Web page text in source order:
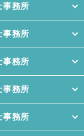
事務所
事務所
事務所
事務所
事務所